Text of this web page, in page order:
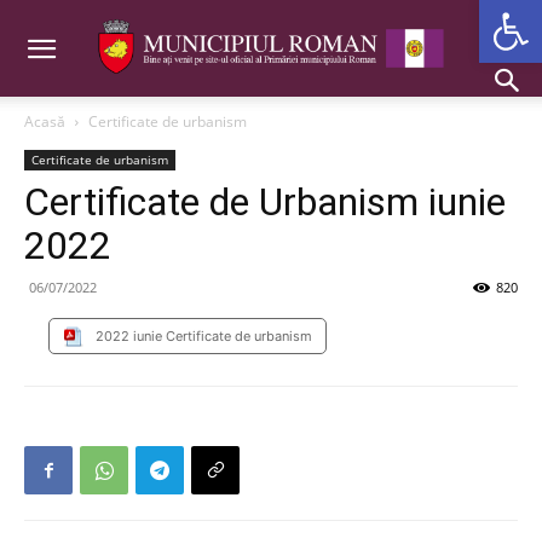
Acasă Certificate de urbanism
Certificate de urbanism
Certificate de Urbanism iunie
2022
06/07/2022 820
2022 iunie Certificate de urbanism